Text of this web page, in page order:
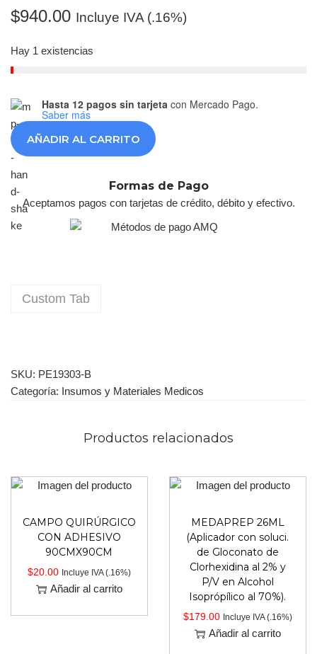
$940.00 Incluye IVA (.16%)
Hay 1 existencias
Hasta 12 pagos sin tarjetacon Mercado Pago.
Saber más
AÑADIR AL CARRITO
Formas de Pago
Aceptamos pagos con tarjetas de crédito, débito y efectivo.
Custom Tab
SKU: PE19303-B
Categoría: Insumos y Materiales Medicos
Productos relacionados
CAMPO QUIRÚRGICO
CON ADHESIVO
90CMX90CM
$20.00 Incluye IVA (.16%)
Añadir al carrito
MEDAPREP 26ML
(Aplicador con soluci.
de Gloconato de
Clorhexidina al 2% y
P/V en Alcohol
Isoprópílico al 70%).
$179.00 Incluye IVA (.16%)
Añadir al carrito